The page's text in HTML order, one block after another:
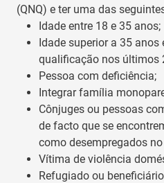
(QNQ) e ter uma das
Idade entre 18 e 35 anos;
Idade superior a 35 anos
qualificação nos últimos
Pessoa com deficiência;
Integrar família
Cônjuges ou pessoas
de facto que se
como desempregados no
Vítima de violência
Refugiado ou